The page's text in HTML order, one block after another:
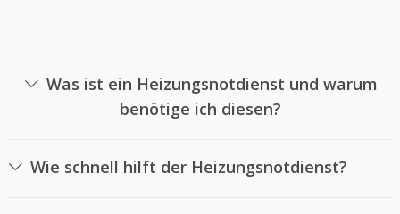
Was ist ein Heizungsnotdienst und warum
benötige ich diesen?
die Instandsetzung von Heizungssystemen in
Notsituationen spezialisiert hat. Sie sollten einen
Wie schnell hilft der Heizungsnotdienst?